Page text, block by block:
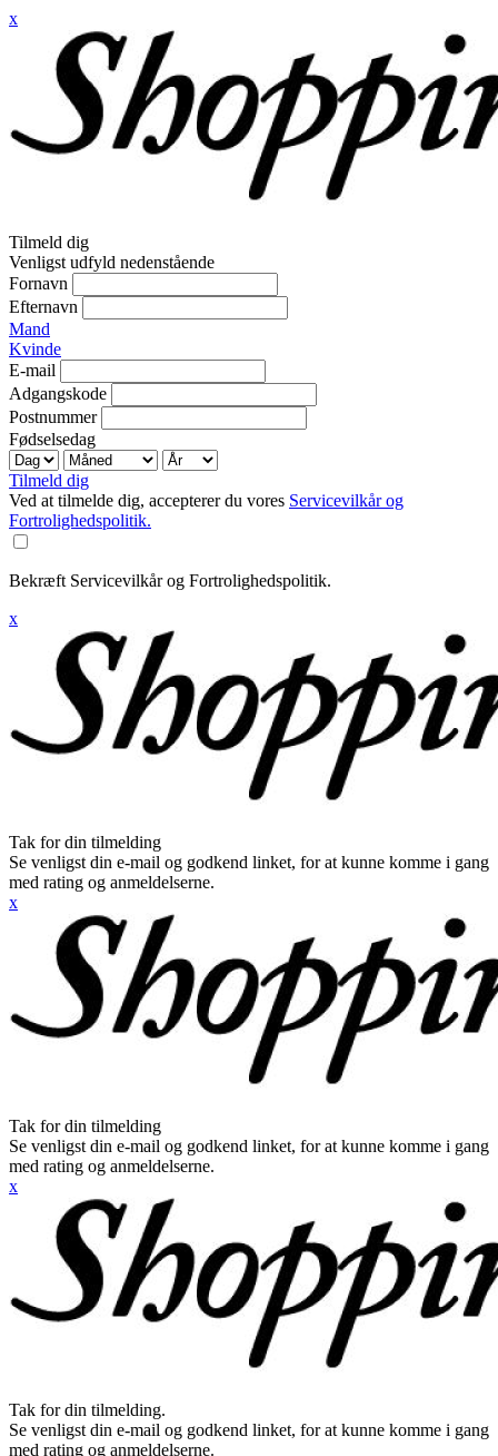
x
Tilmeld dig
Venligst udfyld nedenstående
Fornavn
Efternavn
Mand
Kvinde
E-mail
Adgangskode
Postnummer
Fødselsedag
Tilmeld dig
Ved at tilmelde dig, accepterer du vores Servicevilkår og
Fortrolighedspolitik.
Bekræft Servicevilkår og Fortrolighedspolitik.
x
Tak for din tilmelding
Se venligst din e-mail og godkend linket, for at kunne komme i gang
med rating og anmeldelserne.
x
Tak for din tilmelding
Se venligst din e-mail og godkend linket, for at kunne komme i gang
med rating og anmeldelserne.
x
Tak for din tilmelding.
Se venligst din e-mail og godkend linket, for at kunne komme i gang
med rating og anmeldelserne.